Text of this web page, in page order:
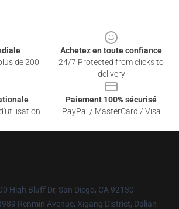
de 200
Achetez en toute confiance
24/7 Protected from clicks to
delivery
Paiement 100% sécurisé
PayPal / MasterCard / Visa
High Bluff Dr, San Diego, CA 92130
Renmin Avenue, Xigang District, Dalian